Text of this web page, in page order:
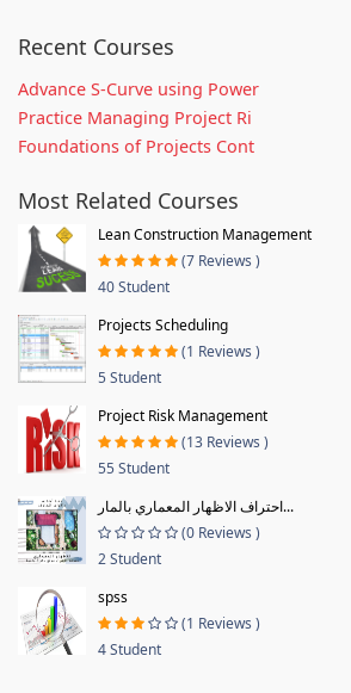
Recent Courses
Advance S-Curve using Power
Practice Managing Project Ri
Foundations of Projects Cont
Most Related Courses
Lean Construction Management
(7 Reviews )
40 Student
Projects Scheduling
(1 Reviews )
5 Student
Project Risk Management
(13 Reviews )
55 Student
احتراف الاظهار المعماري بالمار...
(0 Reviews )
2 Student
spss
(1 Reviews )
4 Student